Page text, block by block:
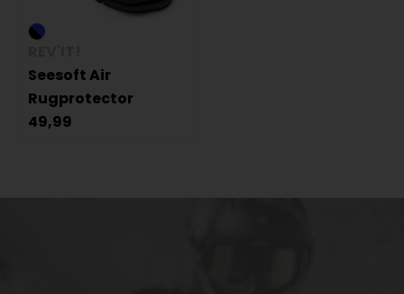
Seesoft Air
Rugprotector
49,99